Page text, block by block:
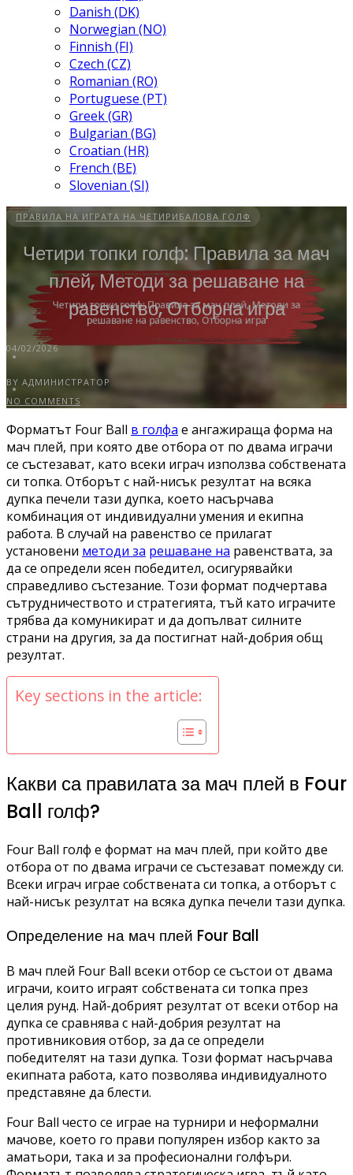
Danish (DK)
Norwegian (NO)
Finnish (FI)
Czech (CZ)
Romanian (RO)
Portuguese (PT)
Greek (GR)
Bulgarian (BG)
Croatian (HR)
French (BE)
Slovenian (SI)
ПРАВИЛА НА ИГРАТА НА ЧЕТИРИБАЛОВА ГОЛФ
Четири топки голф: Правила за мач
плей, Методи за решаване на
равенство, Отборна игра
04/02/2026
BY АДМИНИСТРАТОР
NO COMMENTS
Форматът Four Ball в голфа е ангажираща форма на
мач плей, при която две отбора от по двама играчи
се състезават, като всеки играч използва собствената
си топка. Отборът с най-нисък резултат на всяка
дупка печели тази дупка, което насърчава
комбинация от индивидуални умения и екипна
работа. В случай на равенство се прилагат
установени методи за решаване на равенствата, за
да се определи ясен победител, осигурявайки
справедливо състезание. Този формат подчертава
сътрудничеството и стратегията, тъй като играчите
трябва да комуникират и да допълват силните
страни на другия, за да постигнат най-добрия общ
резултат.
Key sections in the article:
Какви са правилата за мач плей в Four
Ball голф?
Four Ball голф е формат на мач плей, при който две
отбора от по двама играчи се състезават помежду си.
Всеки играч играе собствената си топка, а отборът с
най-нисък резултат на всяка дупка печели тази дупка.
Определение на мач плей Four Ball
В мач плей Four Ball всеки отбор се състои от двама
играчи, които играят собствената си топка през
целия рунд. Най-добрият резултат от всеки отбор на
дупка се сравнява с най-добрия резултат на
противниковия отбор, за да се определи
победителят на тази дупка. Този формат насърчава
екипната работа, като позволява индивидуалното
представяне да блести.
Four Ball често се играе на турнири и неформални
мачове, което го прави популярен избор както за
аматьори, така и за професионални голфъри.